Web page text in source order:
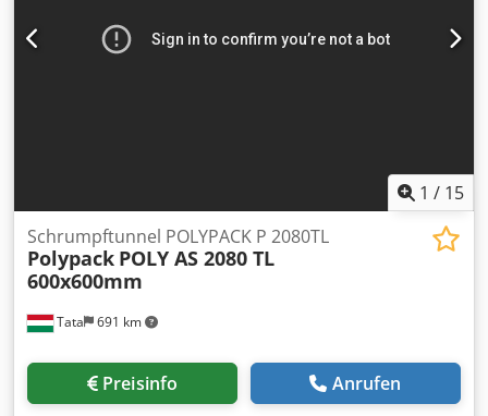
Gesamtgewicht : 3500 Kg * Nutzlast : 955 Kg * Radstand :
3450 mm * Koffer innen Länge : 3,30 m * Koffer innen
1 / 15
Tata 691 km
Schrumpftunnel POLYPACK P 2080TL
Polypack POLY AS 2080 TL
600x600mm
Preisinfo Anrufen